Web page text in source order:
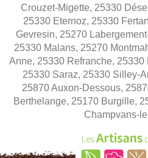
Crouzet-Migette, 25330
25330 Eternoz, 25330
Gevresin, 25270
25330 Malans, 25270
Anne, 25330 Refranche,
25330 Saraz, 25330 Silley-
25870 Auxon-Dessous,
Berthelange, 25170 Burgille,
Champvans-